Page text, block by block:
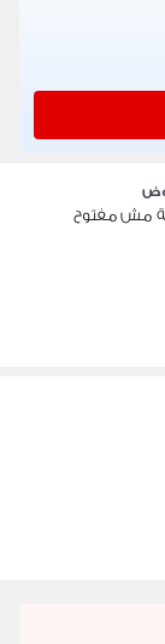
مش مفتوح